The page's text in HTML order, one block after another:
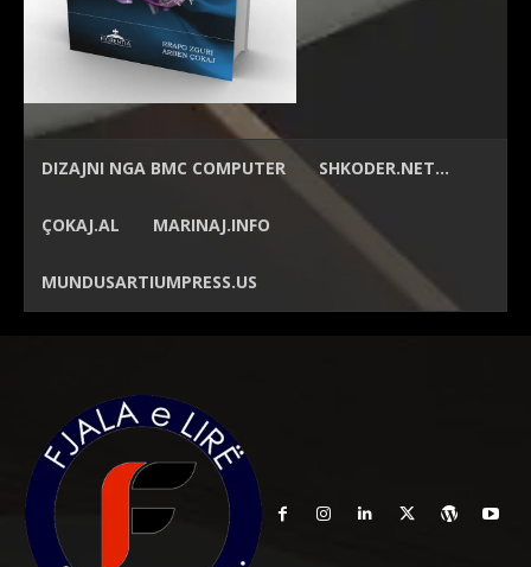
DIZAJNI NGA BMC COMPUTER SHKODER.NET…
ÇOKAJ.AL MARINAJ.INFO
MUNDUSARTIUMPRESS.US